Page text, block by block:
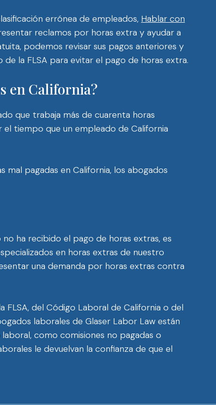
errónea de empleados, Hablar con
reclamos por horas extra y ayudar a
podemos revisar sus pagos anteriores y
la FLSA para evitar el pago de horas extra.
en California?
que trabaja más de cuarenta horas
el tiempo que un empleado de California
pagadas en California, los abogados
ha recibido el pago de horas extras, es
en horas extras de nuestro
una demanda por horas extras contra
del Código Laboral de California o del
laborales de Glaser Labor Law están
como comisiones no pagadas o
le devuelvan la confianza de que el